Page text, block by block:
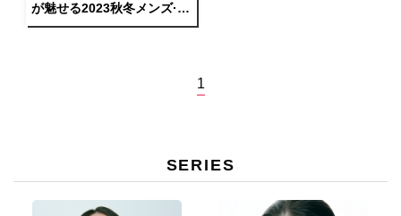
が魅せる2023秋冬メンズ·コ
レクションを公開
1
SERIES